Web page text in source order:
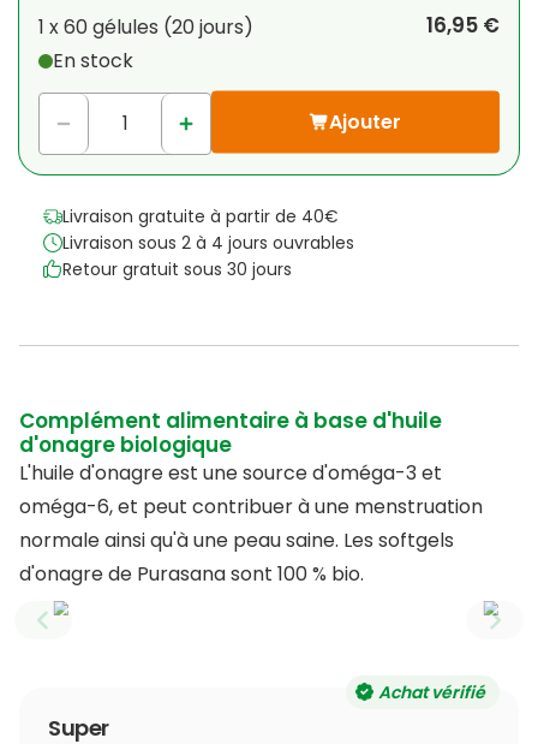
Votre remise personnelle
1x 0,00 €
1 x60 gélules (20jours)
En stock
16,95 €
Ajouter
Livraison gratuite à partir de 40€
Livraison sous 2 à 4 jours ouvrables
Retour gratuit sous 30 jours
Complément alimentaire à base d'huile
d'onagre biologique
L'huile d'onagre est une source d'oméga-3 et
oméga-6, et peut contribuer à une menstruation
normale ainsi qu'à une peau saine. Les softgels
d'onagre de Purasana sont 100 % bio.
Previous slide
Achat vérifié
Super